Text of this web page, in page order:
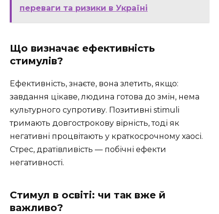
переваги та ризики в Україні
Що визначає ефективність
стимулів?
Ефективність, знаєте, вона злетить, якщо:
завдання цікаве, людина готова до змін, нема
культурного супротиву. Позитивні stimuli
тримають довгострокову вірність, тоді як
негативні процвітають у краткосрочному хаосі.
Стрес, дратівливість — побічні ефекти
негативності.
Стимул в освіті: чи так вже й
важливо?